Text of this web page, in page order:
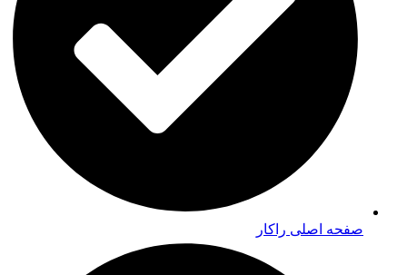
صفحه اصلی راکار